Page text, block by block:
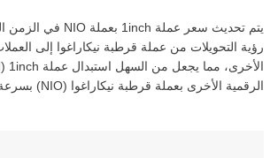
يتم تحديث سعر عملة ‏ 1inch بعملة ‏ NIO في الزمن
رؤية التحويلات من عملة ‏ قرطبة نيكاراغوا إلى
الأخرى، مما يجعل من السهل استبدال عملة ‏ 1inch
(‏
الرقمية الأخرى بعملة ‏ قرطبة نيكاراغوا (‏
NIO
)